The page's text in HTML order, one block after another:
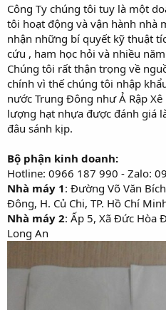
Công Ty chúng tôi tuy là một
tôi hoạt động và vận hành nhà
nhận những bí quyết kỹ thuật
cứu , ham học hỏi và nhiều
Chúng tôi rất thận trọng về
chính vì thế chúng tôi nhập
nước Trung Đông như Ả Rập
lượng hạt nhựa được đánh giá
đâu sánh kịp.
Bộ phận kinh doanh:
Hotline: 0966 187 990 - Zalo:
Nhà máy 1: Đường Võ Văn
Đông, H. Củ Chi, TP. Hồ Chí
Nhà máy 2: Ấp 5, Xã Đức Hòa
Long An